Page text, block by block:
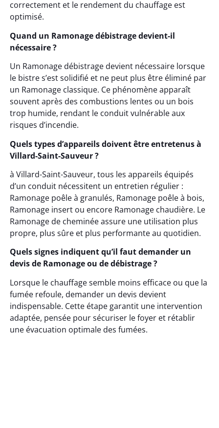
correctement et le rendement du chauffage est
optimisé.
Quand un Ramonage débistrage devient-il
nécessaire ?
Un Ramonage débistrage devient nécessaire lorsque
le bistre s’est solidifié et ne peut plus être éliminé par
un Ramonage classique. Ce phénomène apparaît
souvent après des combustions lentes ou un bois
trop humide, rendant le conduit vulnérable aux
risques d’incendie.
Quels types d’appareils doivent être entretenus à
Villard-Saint-Sauveur ?
à Villard-Saint-Sauveur, tous les appareils équipés
d’un conduit nécessitent un entretien régulier :
Ramonage poêle à granulés, Ramonage poêle à bois,
Ramonage insert ou encore Ramonage chaudière. Le
Ramonage de cheminée assure une utilisation plus
propre, plus sûre et plus performante au quotidien.
Quels signes indiquent qu’il faut demander un
devis de Ramonage ou de débistrage ?
Lorsque le chauffage semble moins efficace ou que la
fumée refoule, demander un devis devient
indispensable. Cette étape garantit une intervention
adaptée, pensée pour sécuriser le foyer et rétablir
une évacuation optimale des fumées.